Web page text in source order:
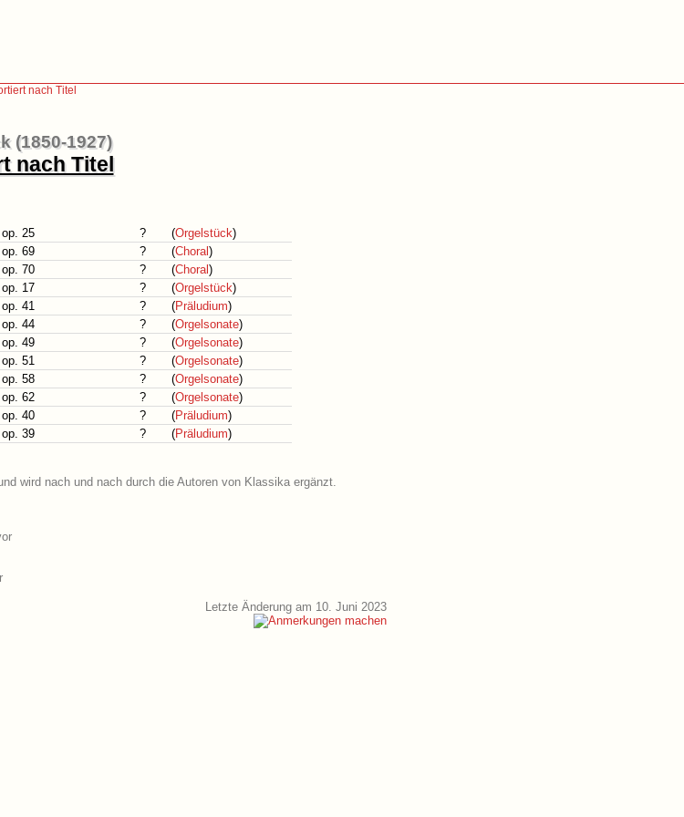
nach Titel
(1850-1927)
nach Titel
op. 25 ? (Orgelstück)
op. 69 ? (Choral)
op. 70 ? (Choral)
op. 17 ? (Orgelstück)
op. 41 ? (Präludium)
op. 44 ? (Orgelsonate)
op. 49 ? (Orgelsonate)
op. 51 ? (Orgelsonate)
op. 58 ? (Orgelsonate)
op. 62 ? (Orgelsonate)
op. 40 ? (Präludium)
op. 39 ? (Präludium)
wird nach und nach durch die Autoren von Klassika ergänzt.
Letzte Änderung am 10. Juni 2023